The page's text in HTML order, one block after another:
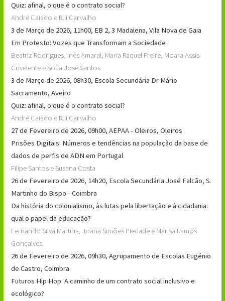
Quiz: afinal, o que é o contrato social?
André Caiado e Rui Carvalho
3 de Março de 2026, 11h00, EB 2, 3 Madalena, Vila Nova de Gaia
Em Protesto: Vozes que Transformam a Sociedade
Beatriz Rodrigues, Inês Amaral, Maria Raquel Freire, Moara Assis
Crivelente e Sofia José Santos
3 de Março de 2026, 08h30, Escola Secundária Dr Mário
Sacramento, Aveiro
Quiz: afinal, o que é o contrato social?
André Caiado e Rui Carvalho
27 de Fevereiro de 2026, 09h00, AEPAA - Oleiros, Oleiros
Prisões Digitais: Números e tendências na população da base de
dados de perfis de ADN em Portugal
Filipe Santos e Susana Costa
26 de Fevereiro de 2026, 14h20, Escola Secundária José Falcão, S.
Martinho do Bispo - Coimbra
Da história do colonialismo, às lutas pela libertação e à cidadania:
qual o papel da educação?
Fernando Silva Martins, Joana Simões Piedade e Marisa Ramos
Gonçalves
26 de Fevereiro de 2026, 09h30, Agrupamento de Escolas Eugénio
de Castro, Coimbra
Futuros Hip Hop: A caminho de um contrato social inclusivo e
ecológico?